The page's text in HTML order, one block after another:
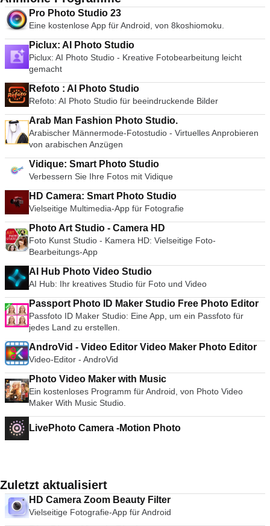
Pro Photo Studio 23
Eine kostenlose App für Android, von 8koshiomoku.
Piclux: AI Photo Studio
Piclux: AI Photo Studio - Kreative Fotobearbeitung leicht
gemacht
Refoto : AI Photo Studio
Refoto: AI Photo Studio für beeindruckende Bilder
Arab Man Fashion Photo Studio.
Arabischer Männermode-Fotostudio - Virtuelles Anprobieren
von arabischen Anzügen
Vidique: Smart Photo Studio
Verbessern Sie Ihre Fotos mit Vidique
HD Camera: Smart Photo Studio
Vielseitige Multimedia-App für Fotografie
Photo Art Studio - Camera HD
Foto Kunst Studio - Kamera HD: Vielseitige Foto-
Bearbeitungs-App
AI Hub Photo Video Studio
AI Hub: Ihr kreatives Studio für Foto und Video
Passport Photo ID Maker Studio Free Photo Editor
Passfoto ID Maker Studio: Eine App, um ein Passfoto für
jedes Land zu erstellen.
AndroVid - Video Editor Video Maker Photo Editor
Video-Editor - AndroVid
Photo Video Maker with Music
Ein kostenloses Programm für Android, von Photo Video
Maker With Music Studio.
LivePhoto Camera -Motion Photo
Zuletzt aktualisiert
HD Camera Zoom Beauty Filter
Vielseitige Fotografie-App für Android